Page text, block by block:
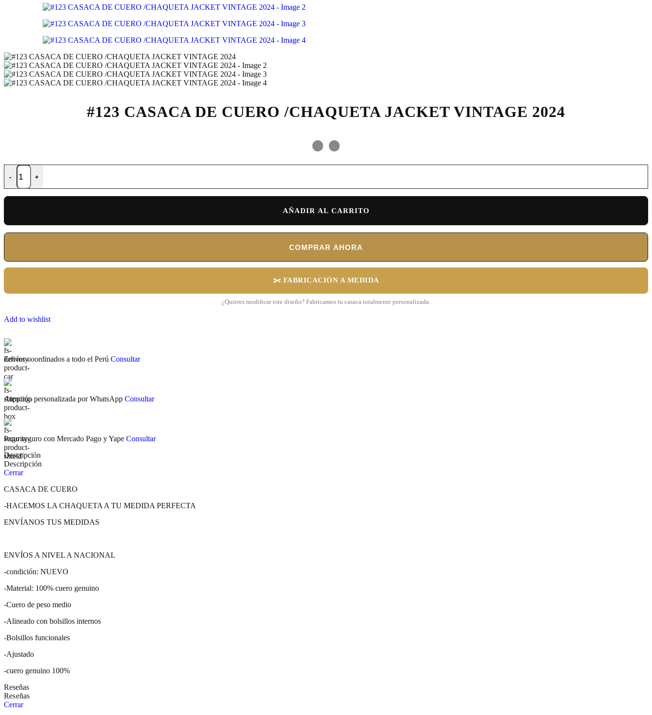
#123 CASACA DE CUERO /CHAQUETA JACKET VINTAGE 2024
- +
AÑADIR AL CARRITO
COMPRAR AHORA
✂️ FABRICACIÓN A MEDIDA
¿Quieres modificar este diseño? Fabricamos tu casaca totalmente personalizada.
Add to wishlist
Envíos coordinados a todo el Perú Consultar
Atención personalizada por WhatsApp Consultar
Pago seguro con Mercado Pago y Yape Consultar
Descripción
Descripción
Cerrar
CASACA DE CUERO
-HACEMOS LA CHAQUETA A TU MEDIDA PERFECTA
ENVÍANOS TUS MEDIDAS
ENVÍOS A NIVEL A NACIONAL
-condición: NUEVO
-Material: 100% cuero genuino
-Cuero de peso medio
-Alineado con bolsillos internos
-Bolsillos funcionales
-Ajustado
-cuero genuino 100%
Reseñas
Reseñas
Cerrar